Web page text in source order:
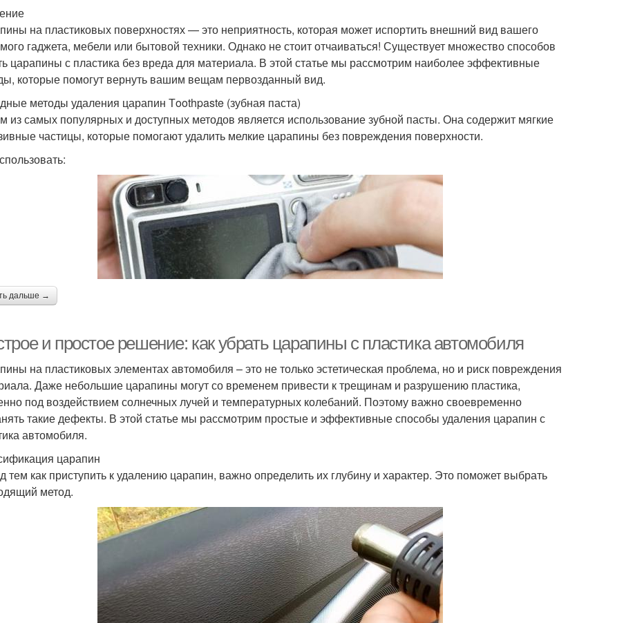
на пластиковых поверхностях — это неприятность, которая может испортить внешний вид вашего
гаджета, мебели или бытовой техники. Однако не стоит отчаиваться! Существует множество способов
царапины с пластика без вреда для материала. В этой статье мы рассмотрим наиболее эффективные
которые помогут вернуть вашим вещам первозданный вид.
методы удаления царапин Тoothpaste (зубная паста)
из самых популярных и доступных методов является использование зубной пасты. Она содержит мягкие
частицы, которые помогают удалить мелкие царапины без повреждения поверхности.
дальше →
и простое решение: как убрать царапины с пластика автомобиля
на пластиковых элементах автомобиля – это не только эстетическая проблема, но и риск повреждения
Даже небольшие царапины могут со временем привести к трещинам и разрушению пластика,
под воздействием солнечных лучей и температурных колебаний. Поэтому важно своевременно
такие дефекты. В этой статье мы рассмотрим простые и эффективные способы удаления царапин с
автомобиля.
царапин
тем как приступить к удалению царапин, важно определить их глубину и характер. Это поможет выбрать
метод.